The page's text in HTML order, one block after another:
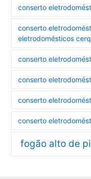
conserto
conserto
eletrodomésticos
conserto
conserto
conserto
conserto
fogão alto de